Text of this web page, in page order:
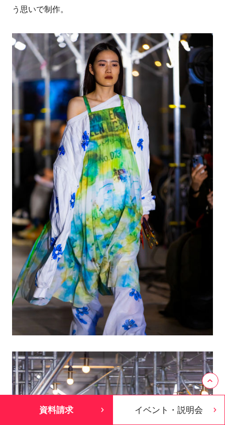
う思いで制作。
資料請求 イベント・説明会